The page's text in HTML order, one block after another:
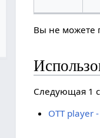
Вы не можете
Следующая 1
OTT player